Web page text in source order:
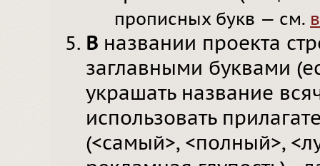
прописных букв — см.
В названии проекта
заглавными буквами
украшать название
использовать
(<самый>, <полный>,